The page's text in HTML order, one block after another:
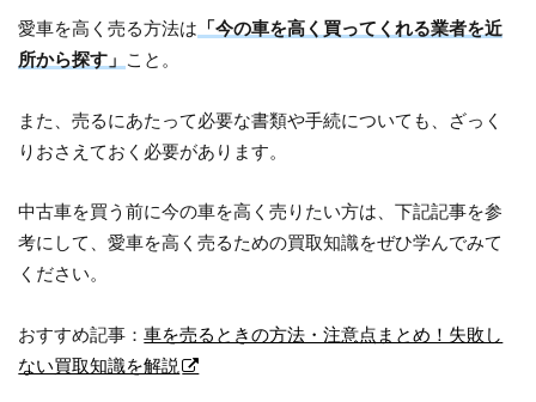
愛車を高く売る方法は 「今の車を高く買ってくれる業者を近
所から探す」 こと。
また、売るにあたって必要な書類や手続についても、ざっく
りおさえておく必要があります。
中古車を買う前に今の車を高く売りたい方は、下記記事を参
考にして、愛車を高く売るための買取知識をぜひ学んでみて
ください。
おすすめ記事：車を売るときの方法・注意点まとめ！失敗し
ない買取知識を解説